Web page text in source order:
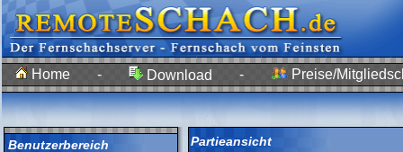
Home - Download - Preise/
Benutzerbereich
Partieansicht